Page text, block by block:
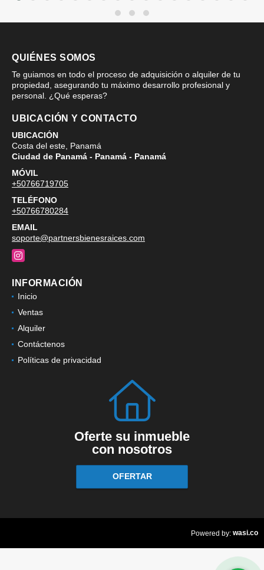
QUIÉNES SOMOS
Te guiamos en todo el proceso de adquisición o alquiler de tu
propiedad, asegurando tu máximo desarrollo profesional y
personal. ¿Qué esperas?
UBICACIÓN Y CONTACTO
UBICACIÓN
Costa del este, Panamá
Ciudad de Panamá - Panamá - Panamá
MÓVIL
+50766719705
TELÉFONO
+50766780284
EMAIL
soporte@partnersbienesraices.com
Instagram
INFORMACIÓN
Inicio
Ventas
Alquiler
Contáctenos
Políticas de privacidad
Oferte su inmueble
con nosotros
OFERTAR
Powered by: wasi.co